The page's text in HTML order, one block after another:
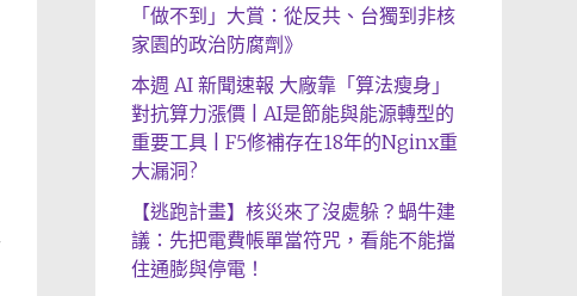
「做不到」大賞：從反共、台獨到非核
家園的政治防腐劑》
本週 AI 新聞速報 大廠靠「算法瘦身」
對抗算力漲價 | AI是節能與能源轉型的
重要工具 | F5修補存在18年的Nginx重
大漏洞?
【逃跑計畫】核災來了沒處躲？蝸牛建
議：先把電費帳單當符咒，看能不能擋
住通膨與停電！